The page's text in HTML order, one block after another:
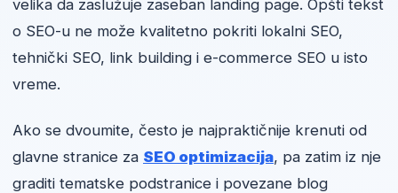
velika da zaslužuje zaseban landing page. Opšti tekst
o SEO-u ne može kvalitetno pokriti lokalni SEO,
tehnički SEO, link building i e-commerce SEO u isto
vreme.
Ako se dvoumite, često je najpraktičnije krenuti od
glavne stranice za SEO optimizacija, pa zatim iz nje
graditi tematske podstranice i povezane blog